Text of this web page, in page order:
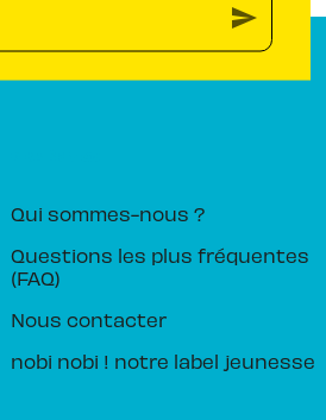
send
Qui sommes-nous ?
Questions les plus fréquentes
(FAQ)
Nous contacter
nobi nobi ! notre label jeunesse